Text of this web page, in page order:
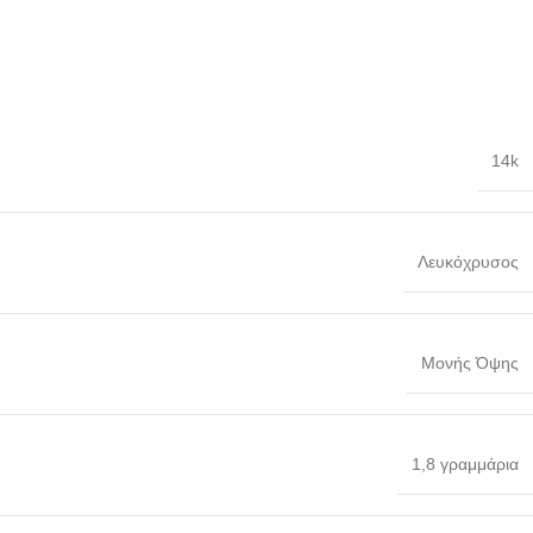
14k
Λευκόχρυσος
Μονής Όψης
1,8 γραμμάρια